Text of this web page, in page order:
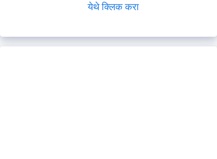
येथे क्लिक करा